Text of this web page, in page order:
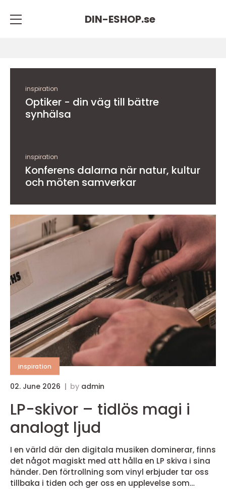
DIN-ESHOP.se
inspiration
Optiker - din väg till bättre
synhälsa
inspiration
Konferens dalarna när natur, kultur
och möten samverkar
inspiration
02. June 2026 by admin
LP-skivor – tidlös magi i
analogt ljud
I en värld där den digitala musiken dominerar, finns
det något magiskt med att hålla en LP skiva i sina
händer. Den förtrollning som vinyl erbjuder tar oss
tillbaka i tiden och ger oss en upplevelse som